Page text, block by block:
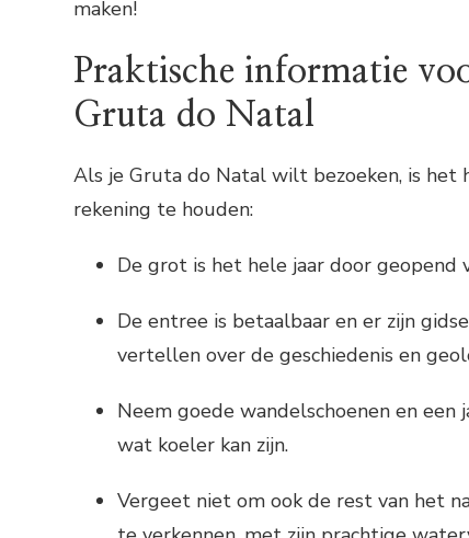
maken!
Praktische informatie
Gruta do Natal
Als je Gruta do Natal wilt bezoeken, is het
rekening te houden:
De grot is het hele jaar door geopend
De entree is betaalbaar en er zijn
vertellen over de geschiedenis en
Neem goede wandelschoenen en een
wat koeler kan zijn.
Vergeet niet om ook de rest van het